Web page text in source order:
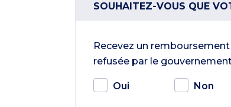
SOUHAITEZ-VOUS QUE
Recevez un
refusée par le
Oui Non